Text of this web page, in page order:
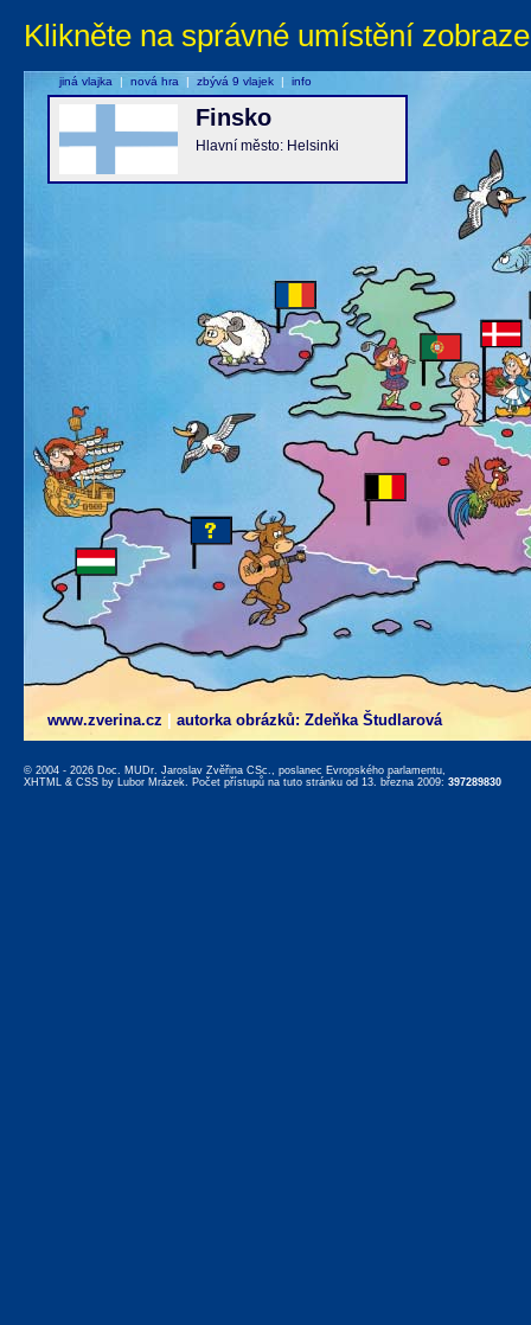
Klikněte na správné umístění
www.zverina.cz autorka obrázků: Zdeňka Študlarová
Finsko
Hlavní město: Helsinki
jiná vlajka | nová hra | zbývá 9 vlajek | info
© 2004 - 2026 Doc. MUDr. Jaroslav Zvěřina CSc., poslanec Evropského parlamentu,
XHTML & CSS by Lubor Mrázek. Počet přístupů na tuto stránku od 13. března 2009: 397289830